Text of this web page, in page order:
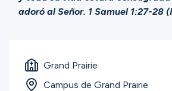
adoró al Señor. 1 Samuel 1:27-28
Grand Prairie
Campus de Grand Prairie